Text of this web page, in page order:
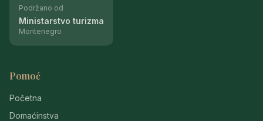
Podržano od
Ministarstvo turizma
Montenegro
Pomoć
Početna
Domaćinstva